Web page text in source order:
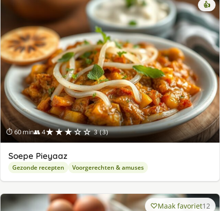
⏱ 60 min👥 4★★★☆☆ 3 (3)
👍
Soepe Pieyaaz
Gezonde recepten Voorgerechten & amuses
Maak favoriet12